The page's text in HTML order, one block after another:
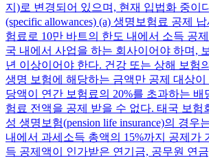
지)로 변경되어 있으며, 현재 입법화 중이
(specific allowances) (a) 생명보험료 공제
험료로 10만 바트의 한도 내에서 소득 공
국 내에서 사업을 하는 회사이어야 하며,
년 이상이어야 한다. 건강 또는 상해 보험
생명 보험에 해당하는 금액만 공제 대상이
당액이 연간 보험료의 20%를 초과하는 배
험료 전액을 공제 받을 수 없다. 태국 보험
성 생명보험(pension life insurance)의 경우
내에서 과세소득 총액의 15%까지 공제가
득 공제액이 인가받은 연기금, 공무원 연